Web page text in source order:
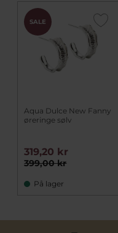
SALE
Aqua Dulce New Fanny
øreringe sølv
399,00 kr
319,20 kr
På lager